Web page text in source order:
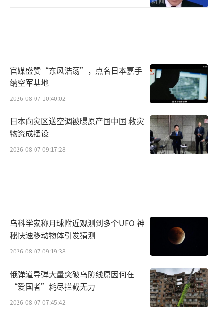
官媒盛赞“东风浩荡”，点名日本嘉手
纳空军基地
2026-08-07 10:40:02
日本向灾区送空调被曝原产国中国 救灾
物资成摆设
2026-08-07 09:17:28
乌科学家称月球附近观测到多个UFO 神
秘快速移动物体引发猜测
2026-08-07 09:19:38
俄弹道导弹大量突破乌防线原因何在
“爱国者”耗尽拦截无力
2026-08-07 07:45:42